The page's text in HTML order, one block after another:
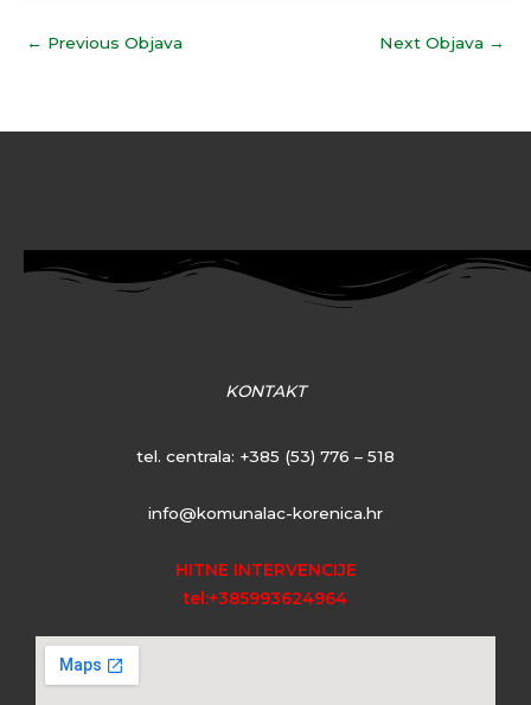
← Previous Objava Next Objava →
KONTAKT
tel. centrala: +385 (53) 776 – 518
info@komunalac-korenica.hr
HITNE INTERVENCIJE
tel:+385993624964